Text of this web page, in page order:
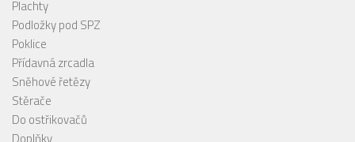
Plachty
Podložky pod SPZ
Poklice
Přídavná zrcadla
Sněhové řetězy
Stěrače
Do ostřikovačů